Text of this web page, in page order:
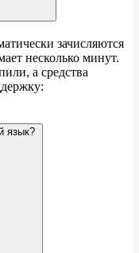
зачисляются
несколько минут.
а средства
язык?